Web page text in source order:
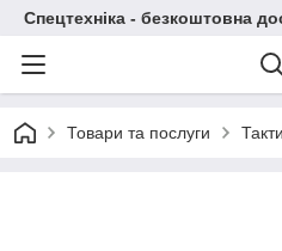
Спецтехніка - безкоштовна
Товари та послуги